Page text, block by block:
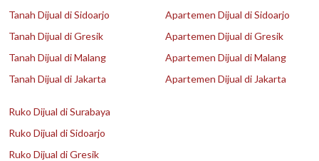
Tanah Dijual di Sidoarjo
Tanah Dijual di Gresik
Tanah Dijual di Malang
Tanah Dijual di Jakarta
Apartemen Dijual di Sidoarjo
Apartemen Dijual di Gresik
Apartemen Dijual di Malang
Apartemen Dijual di Jakarta
Ruko Dijual di Surabaya
Ruko Dijual di Sidoarjo
Ruko Dijual di Gresik